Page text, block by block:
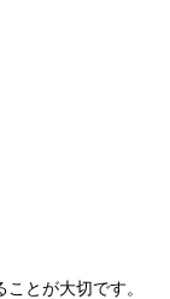
とが大切です。